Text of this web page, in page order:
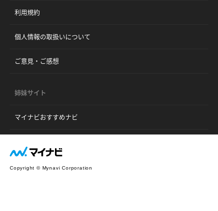
利用規約
個人情報の取扱いについて
ご意見・ご感想
姉妹サイト
マイナビおすすめナビ
Copyright © Mynavi Corporation